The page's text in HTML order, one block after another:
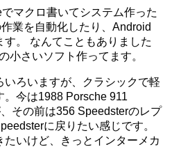
マクロ書いてシステム作った
業を自動化したり、Android
。 なんてこともありました
小さいソフト作ってます。
ろいますが、クラシックで軽
今は1988 Porsche 911
その前は356 Speedsterのレプ
に戻りたい感じです。
いけど、きっとインターメカ